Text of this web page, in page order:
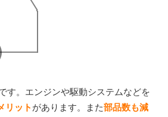
す。エンジンや駆動システムなどを
リット があります。また部品数も減